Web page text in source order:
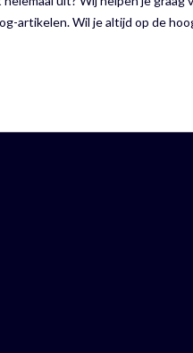
artikelen. Wil je altijd op de